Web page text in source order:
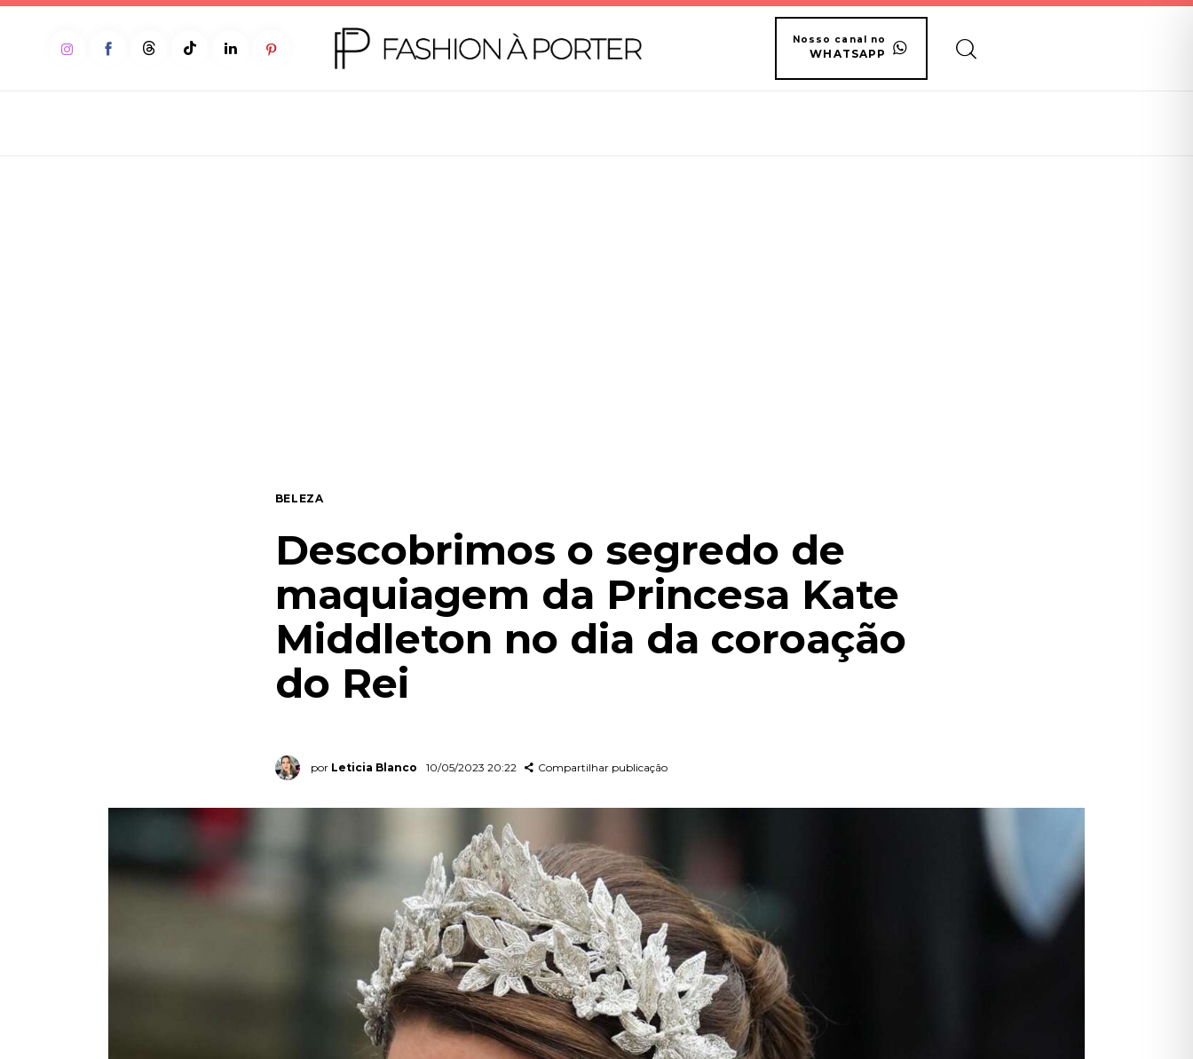
Nosso canal no
WHATSAPP
BELEZA
Descobrimos o segredo de
maquiagem da Princesa Kate
Middleton no dia da coroação
do Rei
por Leticia Blanco 10/05/2023 20:22 Compartilhar publicação